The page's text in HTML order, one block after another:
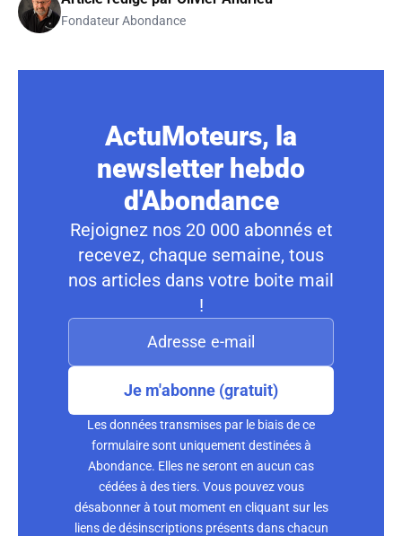
Fondateur Abondance
ActuMoteurs, la
newsletter hebdo
d'Abondance
Rejoignez nos 20 000 abonnés et
recevez, chaque semaine, tous
nos articles dans votre boite mail
!
Je m'abonne (gratuit)
Les données transmises par le biais de ce
formulaire sont uniquement destinées à
Abondance. Elles ne seront en aucun cas
cédées à des tiers. Vous pouvez vous
désabonner à tout moment en cliquant sur les
liens de désinscriptions présents dans chacun